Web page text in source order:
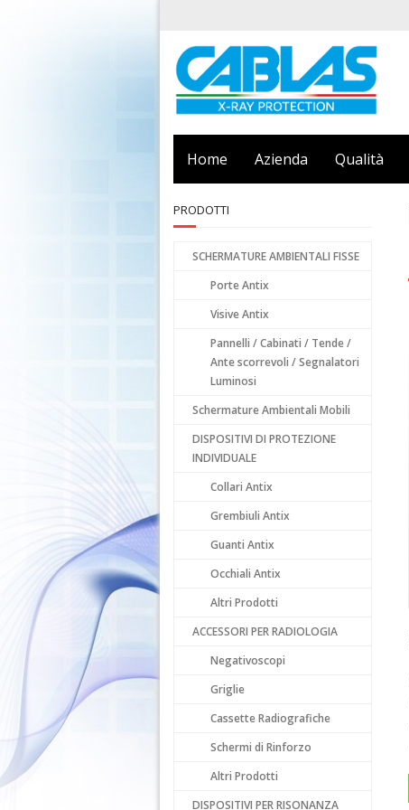
Home Azienda Qualità
PRODOTTI
SCHERMATURE AMBIENTALI FISSE
Porte Antix
Visive Antix
Pannelli / Cabinati / Tende /
Ante scorrevoli / Segnalatori
Luminosi
Schermature Ambientali Mobili
DISPOSITIVI DI PROTEZIONE
INDIVIDUALE
Collari Antix
Grembiuli Antix
Guanti Antix
Occhiali Antix
Altri Prodotti
ACCESSORI PER RADIOLOGIA
Negativoscopi
Griglie
Cassette Radiografiche
Schermi di Rinforzo
Altri Prodotti
DISPOSITIVI PER RISONANZA